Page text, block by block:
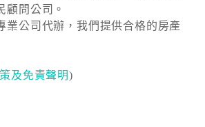
顧問公司。
業公司代辦，我們提供合格的房產
及免責聲明)